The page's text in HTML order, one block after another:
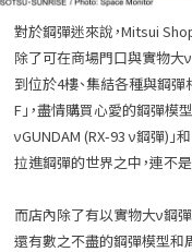
對於鋼彈迷來說，Mitsui
除了可在商場門口與實物大ν
到位於4樓、集結各種與鋼彈
F」，盡情購買心愛的鋼彈模
νGUNDAM (RX-93 ν鋼彈)」
拉進鋼彈的世界之中，連不
而店內除了有以實物大ν鋼彈
還有數之不盡的鋼彈模型和